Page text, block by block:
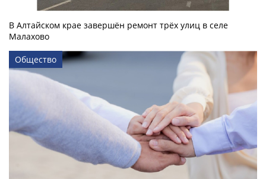
В Алтайском крае завершён ремонт трёх улиц в селе
Малахово
Общество